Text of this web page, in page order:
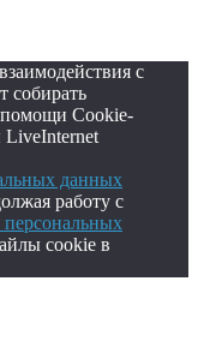
с
собирать
помощи Cookie-
LiveInternet
данных
работу с
персональных
cookie в